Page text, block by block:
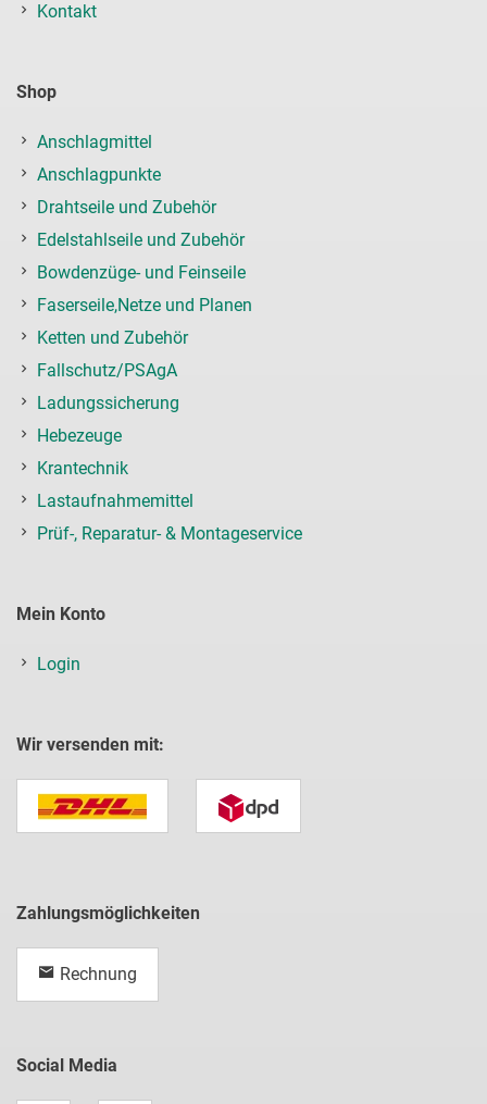
Kontakt
Shop
Anschlagmittel
Anschlagpunkte
Drahtseile und Zubehör
Edelstahlseile und Zubehör
Bowdenzüge- und Feinseile
Faserseile,Netze und Planen
Ketten und Zubehör
Fallschutz/PSAgA
Ladungssicherung
Hebezeuge
Krantechnik
Lastaufnahmemittel
Prüf-, Reparatur- & Montageservice
Mein Konto
Login
Wir versenden mit:
Zahlungsmöglichkeiten
Rechnung
Social Media